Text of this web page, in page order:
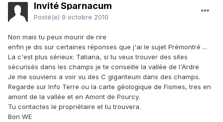
Invité Sparnacum
Posté(e) 9 octobre 2010
Non mais tu peux mourir de rire
enfin je dis sur certaines réponses que j'ai le sujet Prémontré ...
La c'est plus sérieux: Tatiana, si tu veux trouver des sites
sécurisés dans les champs je te conseille la vallée de l'Ardre
Je me souviens a voir vu des C giganteum dans des champs.
Regarde sur Info Terre ou la carte géologique de Fismes, tres en
amont de la vallée et en Amont de Pourcy.
Tu contactes le propriétaire et tu trouvera.
Bon WE